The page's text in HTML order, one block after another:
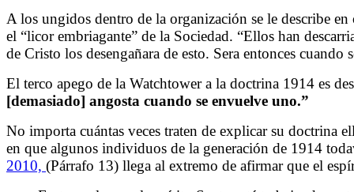
A los ungidos dentro de la organización se le describe
el “licor embriagante” de la Sociedad. “Ellos han
de Cristo los desengañara de esto. Sera entonces
El terco apego de la Watchtower a la doctrina 1914 es
[demasiado] angosta cuando se envuelve uno.”
No importa cuántas veces traten de explicar su doctrina
en que algunos individuos de la generación de 1914
2010, (Párrafo 13) llega al extremo de afirmar que el